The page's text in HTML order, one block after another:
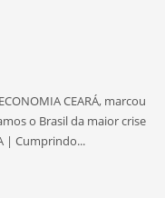
CEARÁ, marcou
o Brasil da maior crise
| Cumprindo...